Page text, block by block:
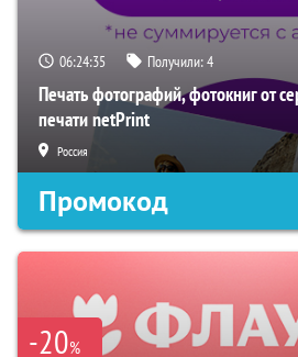
06:24:34 Получили:4
Печать фотографий, фотокниг от
печати netPrint
Россия
Промокод
-20%